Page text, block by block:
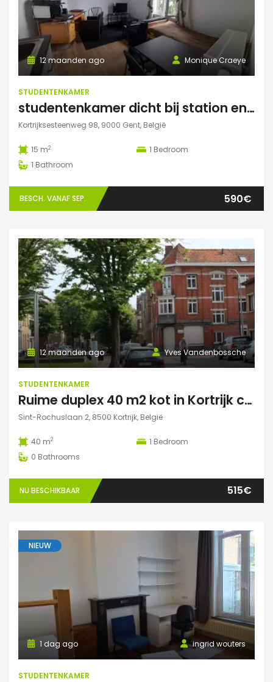
Monique Craeye
12 maanden ago
STUDENTENKAMER
studentenkamer dicht bij station en Citadelpark centraal gelegen
Kortrijksesteenweg 98, 9000 Gent, België
15 m2 1 Bedroom
1 Bathroom
BESCH. VANAF SEP. 590€
Yves Vandenbossche
12 maanden ago
STUDENTENKAMER
Ruime duplex 40 m2 kot in Kortrijk centraal gelegen.
Sint-Rochuslaan 2, 8500 Kortrijk, België
40 m2 1 Bedroom
0 Bathrooms
NU BESCHIKBAAR 515€
NIEUW
ingrid wouters
1 dag ago
STUDENTENKAMER